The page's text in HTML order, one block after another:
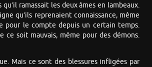
qu’il ramassait les deux âmes en lambeaux.
qu’ils reprenaient connaissance, même
pour le compte depuis un certain temps.
ce soit mauvais, même pour des démons.
Mais ce sont des blessures infligées par